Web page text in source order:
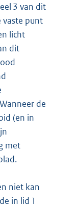
3 van dit
punt
licht
dit
de
(en in
met
niet kan
in lid 1